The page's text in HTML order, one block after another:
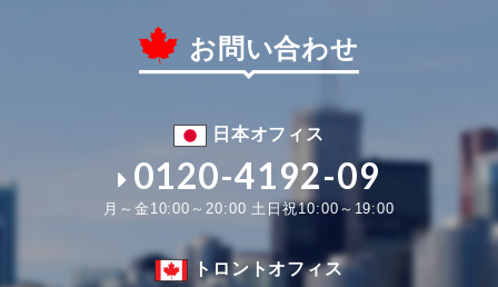
お問い合わせ
日本オフィス
0120-4192-09
月～金10:00～20:00 土日祝10:00～19:00
トロントオフィス